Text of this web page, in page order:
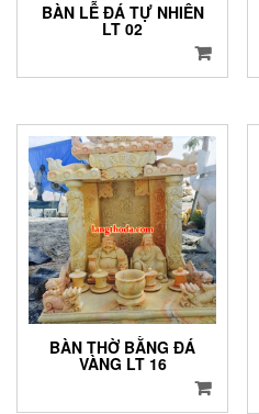
BÀN LỄ ĐÁ TỰ NHIÊN
LT 02
BÀN THỜ BẰNG ĐÁ
VÀNG LT 16